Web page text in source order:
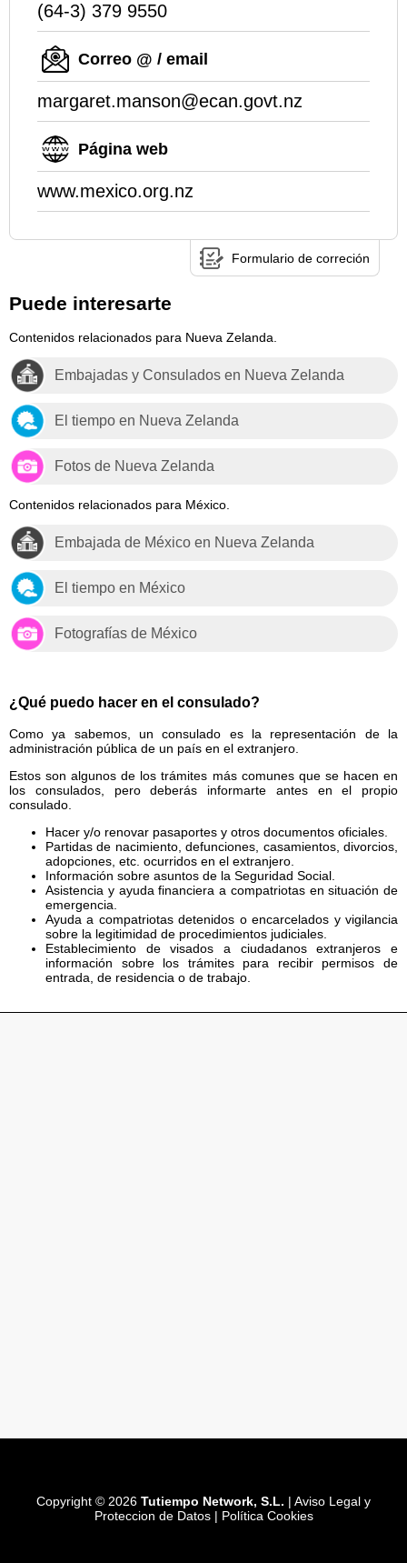
(64-3) 379 9550
Correo @ / email
margaret.manson@ecan.govt.nz
Página web
www.mexico.org.nz
Formulario de correción
Puede interesarte
Contenidos relacionados para Nueva Zelanda.
Embajadas y Consulados en Nueva Zelanda
El tiempo en Nueva Zelanda
Fotos de Nueva Zelanda
Contenidos relacionados para México.
Embajada de México en Nueva Zelanda
El tiempo en México
Fotografías de México
¿Qué puedo hacer en el consulado?
Como ya sabemos, un consulado es la representación de la
administración pública de un país en el extranjero.
Estos son algunos de los trámites más comunes que se hacen en
los consulados, pero deberás informarte antes en el propio
consulado.
Hacer y/o renovar pasaportes y otros documentos oficiales.
Partidas de nacimiento, defunciones, casamientos, divorcios,
adopciones, etc. ocurridos en el extranjero.
Información sobre asuntos de la Seguridad Social.
Asistencia y ayuda financiera a compatriotas en situación de
emergencia.
Ayuda a compatriotas detenidos o encarcelados y vigilancia
sobre la legitimidad de procedimientos judiciales.
Establecimiento de visados a ciudadanos extranjeros e
información sobre los trámites para recibir permisos de
entrada, de residencia o de trabajo.
Copyright © 2026 Tutiempo Network, S.L. | Aviso Legal y
Proteccion de Datos| Política Cookies